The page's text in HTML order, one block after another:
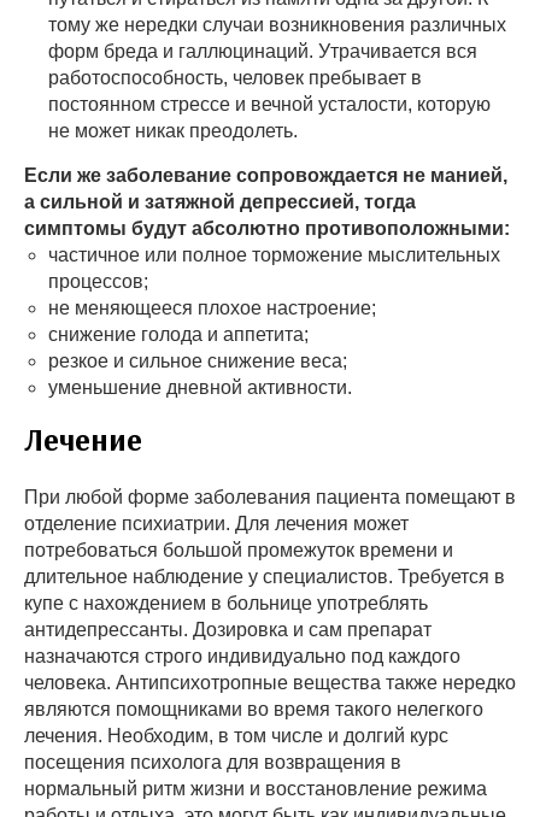
тому же нередки случаи возникновения различных
форм бреда и галлюцинаций. Утрачивается вся
работоспособность, человек пребывает в
постоянном стрессе и вечной усталости, которую
не может никак преодолеть.
Если же заболевание сопровождается не манией,
а сильной и затяжной депрессией, тогда
симптомы будут абсолютно противоположными:
частичное или полное торможение мыслительных
процессов;
не меняющееся плохое настроение;
снижение голода и аппетита;
резкое и сильное снижение веса;
уменьшение дневной активности.
Лечение
При любой форме заболевания пациента помещают в
отделение психиатрии. Для лечения может
потребоваться большой промежуток времени и
длительное наблюдение у специалистов. Требуется в
купе с нахождением в больнице употреблять
антидепрессанты. Дозировка и сам препарат
назначаются строго индивидуально под каждого
человека. Антипсихотропные вещества также нередко
являются помощниками во время такого нелегкого
лечения. Необходим, в том числе и долгий курс
посещения психолога для возвращения в
нормальный ритм жизни и восстановление режима